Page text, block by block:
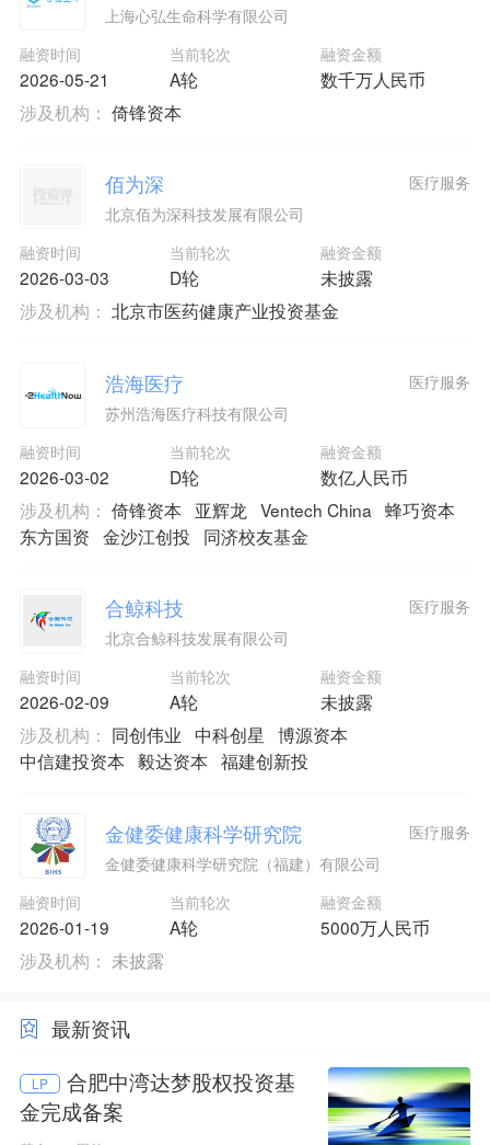
上海心弘生命科学有限公司
融资时间
2026-05-21
当前轮次
A轮
融资金额
数千万人民币
涉及机构： 倚锋资本
佰为深
北京佰为深科技发展有限公司
融资时间
2026-03-03
当前轮次
D轮
融资金额
未披露
医疗服务
涉及机构： 北京市医药健康产业投资基金
浩海医疗
苏州浩海医疗科技有限公司
融资时间
2026-03-02
当前轮次
D轮
融资金额
数亿人民币
医疗服务
涉及机构： 倚锋资本 亚辉龙 Ventech China 蜂巧资本
东方国资 金沙江创投 同济校友基金
合鲸科技
北京合鲸科技发展有限公司
融资时间
2026-02-09
当前轮次
A轮
融资金额
未披露
医疗服务
涉及机构： 同创伟业 中科创星
博源资本
中信建投资本 毅达资本 福建创新投
金健委健康科学研究院
金健委健康科学研究院（福建）有限公司
融资时间
2026-01-19
当前轮次
A轮
融资金额
5000万人民币
医疗服务
涉及机构： 未披露
最新资讯
LP
合肥中湾达梦股权投资基
金完成备案